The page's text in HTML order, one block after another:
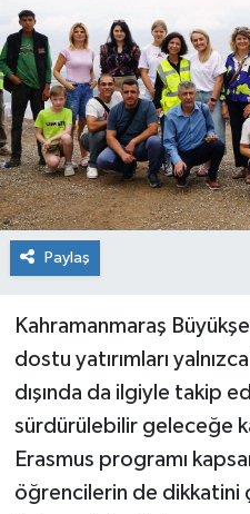
Paylaş
Kahramanmaraş
dostu yatırımları
dışında da ilgiyle takip
sürdürülebilir geleceğe
Erasmus programı
öğrencilerin de dikkatini